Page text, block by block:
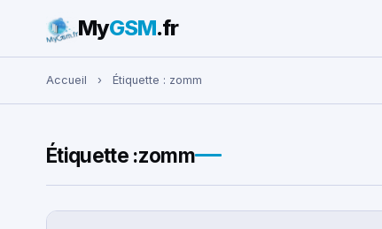
Rechercher :
MyGSM.fr
Accueil › Étiquette : zomm
Étiquette :zomm